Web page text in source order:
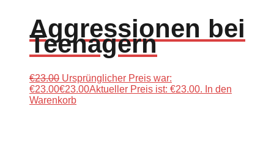
Aggressionen bei
Teenagern
€23.00 Ursprünglicher Preis war:
€23.00€23.00Aktueller Preis ist: €23.00. In den
Warenkorb